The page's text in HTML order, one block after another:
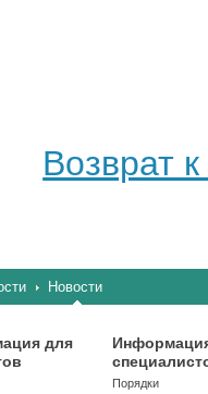
Возврат к
Новости
для
Порядки